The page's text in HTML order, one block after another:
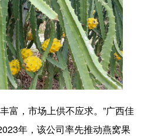
访谈 视频
金融 汽车
信息化 乡村振兴
旅游 能源
娱乐 时尚
书画 一带一路
，市场上供不应求。”广西佳
年，该公司率先推动燕窝果